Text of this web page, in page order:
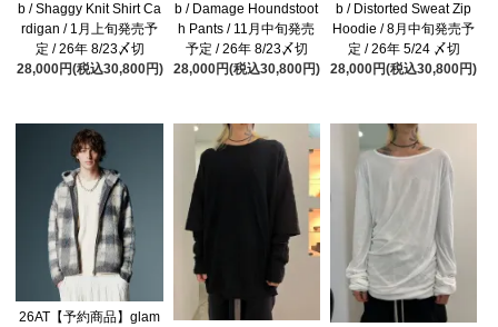
b / Shaggy Knit Shirt Ca
rdigan / 1月上旬発売予
定 / 26年 8/23〆切
28,000円(税込30,800円)
b / Damage Houndstoot
h Pants / 11月中旬発売
予定 / 26年 8/23〆切
28,000円(税込30,800円)
b / Distorted Sweat Zip
Hoodie / 8月中旬発売予
定 / 26年 5/24 〆切
28,000円(税込30,800円)
26AT【予約商品】glam